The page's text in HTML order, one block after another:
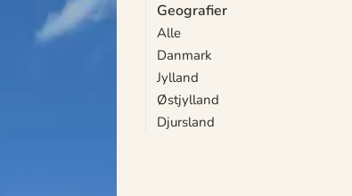
Geografier
Alle
Danmark
Jylland
Østjylland
Djursland